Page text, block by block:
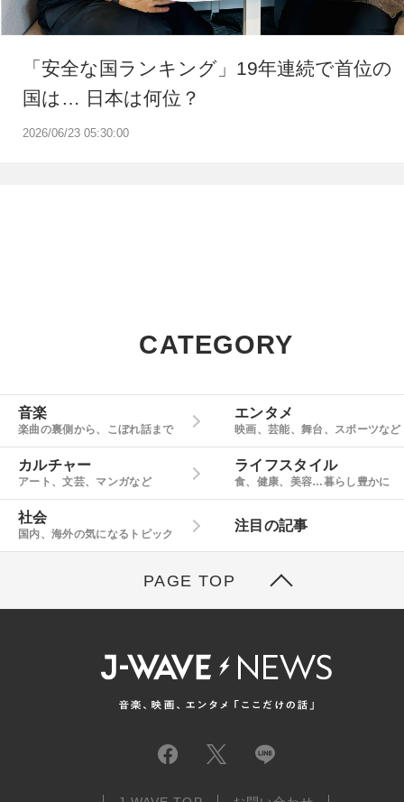
2026/06/23 05:30:00
「安全な国ランキング」19年連続で首位の
国は… 日本は何位？
CATEGORY
音楽
楽曲の裏側から、こぼれ話まで
エンタメ
映画、芸能、舞台、スポーツなど
カルチャー
アート、文芸、マンガなど
ライフスタイル
食、健康、美容…暮らし豊かに
社会
国内、海外の気になるトピック
注目の記事
PAGE TOP